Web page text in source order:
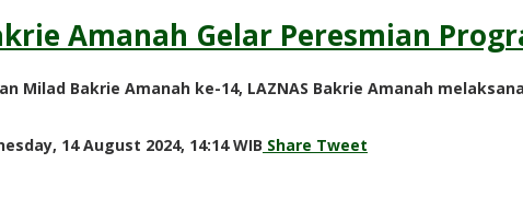
Amanah Gelar Peresmian
Milad Bakrie Amanah ke-14, LAZNAS Bakrie Amanah
14 August 2024, 14:14 WIB by
Share Tweet